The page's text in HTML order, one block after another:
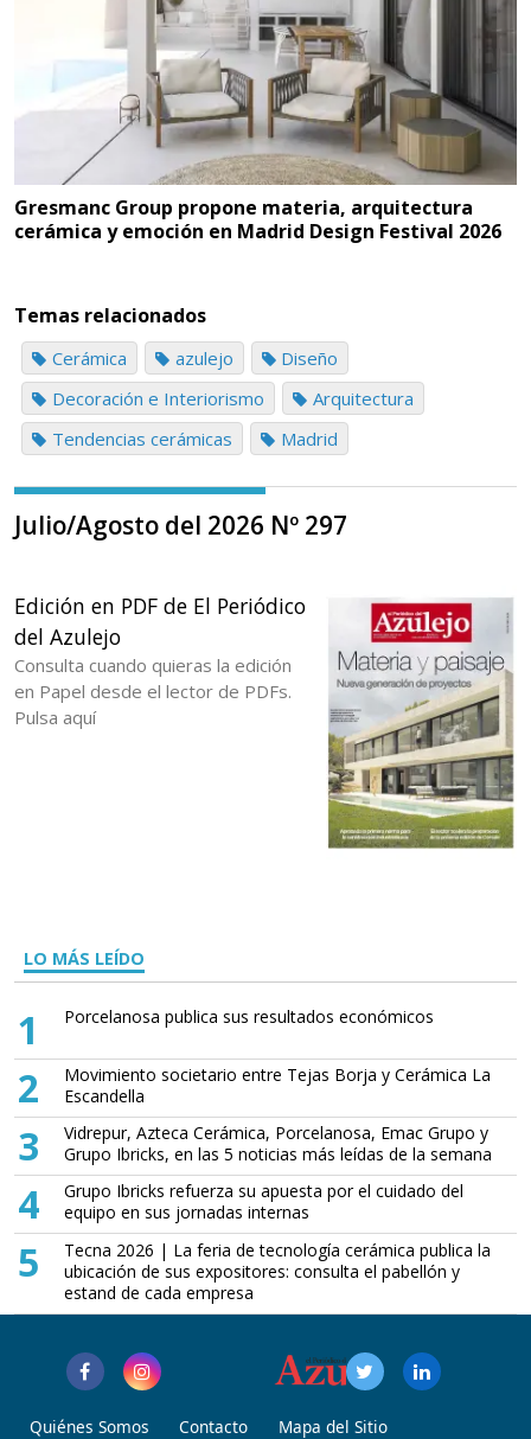
Gresmanc Group propone materia, arquitectura
cerámica y emoción en Madrid Design Festival 2026
Temas relacionados
Cerámica azulejo
Diseño
Decoración e Interiorismo
Arquitectura
Tendencias cerámicas
Madrid
Julio/Agosto del 2026 Nº 297
Edición en PDF de El Periódico
del Azulejo
Consulta cuando quieras la edición
en Papel desde el lector de PDFs.
Pulsa aquí
LO MÁS LEÍDO
1 Porcelanosa publica sus resultados económicos
2
Movimiento societario entre Tejas Borja y Cerámica La
Escandella
3
Vidrepur, Azteca Cerámica, Porcelanosa, Emac Grupo y
Grupo Ibricks, en las 5 noticias más leídas de la semana
4
Grupo Ibricks refuerza su apuesta por el cuidado del
equipo en sus jornadas internas
5
Tecna 2026 | La feria de tecnología cerámica publica la
ubicación de sus expositores: consulta el pabellón y
estand de cada empresa
Quiénes Somos Contacto Mapa del Sitio